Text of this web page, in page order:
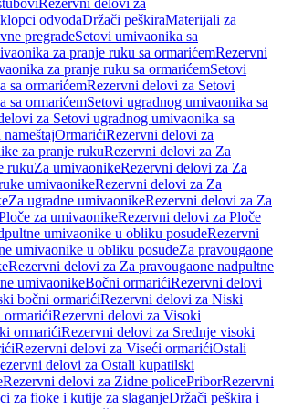
Rezervni delovi za
odvodaDržači peškiraMaterijali za
pregradeSetovi umivaonika sa
za pranje ruku sa ormarićemRezervni
za pranje ruku sa ormarićemSetovi
sa ormarićemRezervni delovi za Setovi
sa ormarićemSetovi ugradnog umivaonika sa
za Setovi ugradnog umivaonika sa
OrmarićiRezervni delovi za
za pranje rukuRezervni delovi za Za
rukuZa umivaonikeRezervni delovi za Za
umivaonikeRezervni delovi za Za
Za ugradne umivaonikeRezervni delovi za Za
za umivaonikeRezervni delovi za Ploče
umivaonike u obliku posudeRezervni
umivaonike u obliku posudeZa pravougaone
Rezervni delovi za Za pravougaone nadpultne
umivaonikeBočni ormarićiRezervni delovi
bočni ormarićiRezervni delovi za Niski
ormarićiRezervni delovi za Visoki
ormarićiRezervni delovi za Srednje visoki
Rezervni delovi za Viseći ormarićiOstali
delovi za Ostali kupatilski
Rezervni delovi za Zidne policePriborRezervni
za fioke i kutije za slaganjeDržači peškira i